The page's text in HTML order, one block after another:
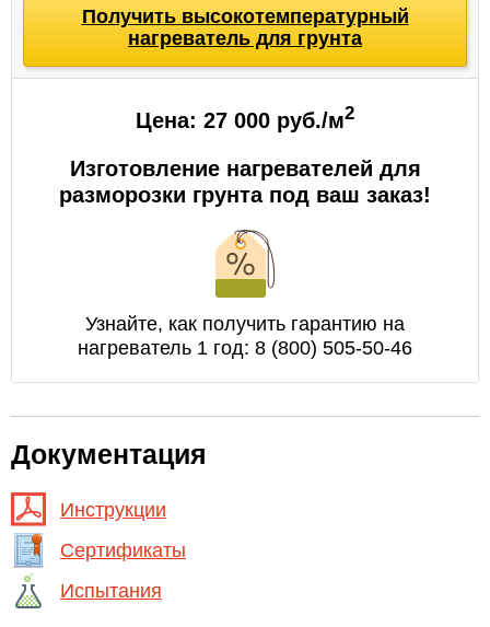
Получить высокотемпературный
нагреватель для грунта
Цена: 27 000 руб./м2
Изготовление нагревателей для
разморозки грунта под ваш заказ!
Узнайте, как получить гарантию на
нагреватель 1 год: 8 (800) 505-50-46
Документация
Инструкции
Сертификаты
Испытания